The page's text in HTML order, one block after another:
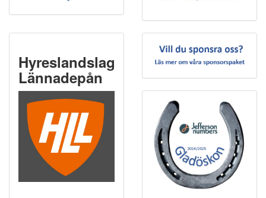
Hyreslandslaget
Lännadepån